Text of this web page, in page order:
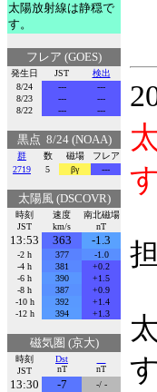
太陽放射線は静穏で
す。
フレア (GOES)
発生日 JST
検出
8/24
---
---
8/23
---
---
8/22
--- ---
黒点 8/24 (NOAA)
群 数 磁場
フレア
2719
5 βγ ---
太陽風 (DSCOVR)
時刻
JST
速度
km/s
南北磁場
nT
13:53 363 -1.3
-2 h 377
-1.0
-4 h
381
+0.2
-6 h
390
+1.5
-8 h
387
+0.9
-10 h
392
+1.4
-12 h
394 +1.3
磁気圏 (京大)
時刻
JST
Dst
nT
nT
13:30 -7
-/ -